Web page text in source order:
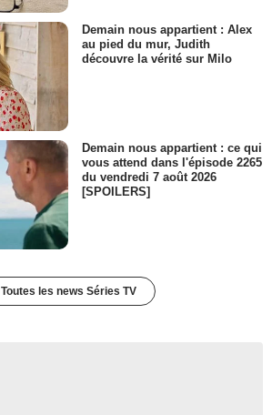
Demain nous appartient : Alex
au pied du mur, Judith
découvre la vérité sur Milo
Demain nous appartient : ce qui
vous attend dans l'épisode 2265
du vendredi 7 août 2026
[SPOILERS]
Toutes les news Séries TV